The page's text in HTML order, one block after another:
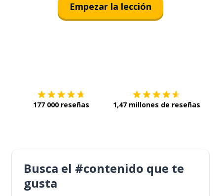
Empezar la lección
177 000 reseñas 1,47 millones de reseñas
Busca el #contenido que te
gusta